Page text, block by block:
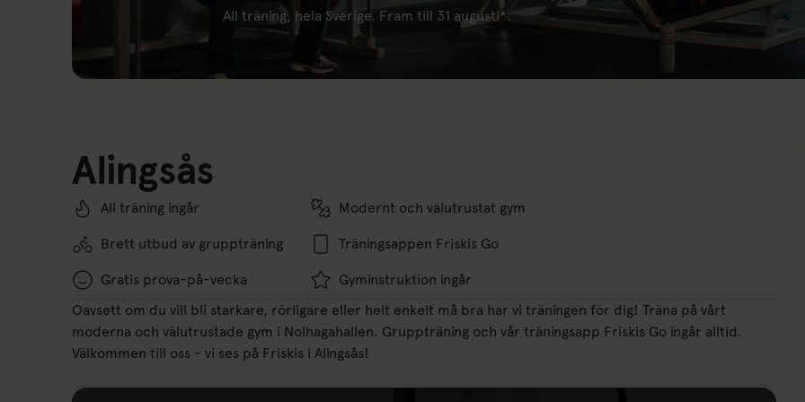
All träning, hela Sverige. Fram till 31 augusti*.
Alingsås
All träning ingår Modernt och välutrustat gym
Brett utbud av gruppträning Träningsappen Friskis Go
Gratis prova-på-vecka
Gyminstruktion ingår
Oavsett om du vill bli starkare, rörligare eller helt enkelt må bra har vi träningen för dig! Träna på vårt
moderna och välutrustade gym i Nolhagahallen. Gruppträning och vår träningsapp Friskis Go ingår alltid.
Välkommen till oss - vi ses på Friskis i Alingsås!